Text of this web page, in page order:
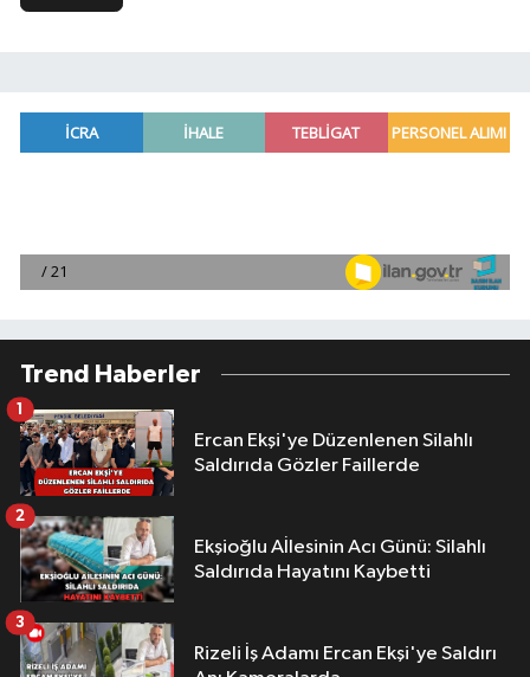
Trend Haberler
Ercan Ekşi'ye Düzenlenen Silahlı
Saldırıda Gözler Faillerde
1
Ekşioğlu Aİlesinin Acı Günü: Silahlı
Saldırıda Hayatını Kaybetti
2
Rizeli İş Adamı Ercan Ekşi'ye Saldırı
3